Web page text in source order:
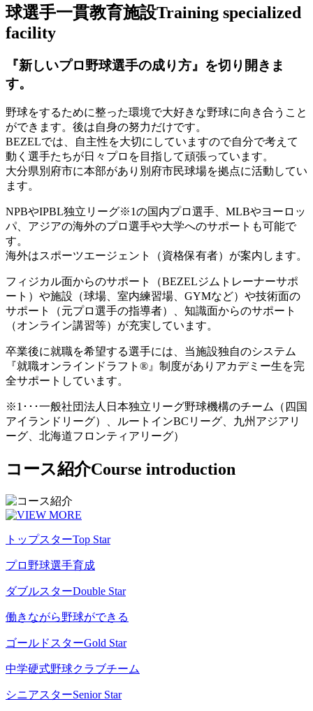
球選手一貫教育施設Training specialized
facility
『新しいプロ野球選手の成り方』を切り開きま
す。
野球をするために整った環境で大好きな野球に向き合うこと
ができます。後は自身の努力だけです。
BEZELでは、自主性を大切にしていますので自分で考えて
動く選手たちが日々プロを目指して頑張っています。
大分県別府市に本部があり別府市民球場を拠点に活動してい
ます。
NPBやIPBL独立リーグ※1の国内プロ選手、MLBやヨーロッ
パ、アジアの海外のプロ選手や大学へのサポートも可能で
す。
海外はスポーツエージェント（資格保有者）が案内します。
フィジカル面からのサポート（BEZELジムトレーナーサポ
ート）や施設（球場、室内練習場、GYMなど）や技術面の
サポート（元プロ選手の指導者）、知識面からのサポート
（オンライン講習等）が充実しています。
卒業後に就職を希望する選手には、当施設独自のシステム
『就職オンラインドラフト®』制度がありアカデミー生を完
全サポートしています。
※1･･･一般社団法人日本独立リーグ野球機構のチーム（四国
アイランドリーグ）、ルートインBCリーグ、九州アジアリ
ーグ、北海道フロンティアリーグ）
コース紹介Course introduction
トップスターTop Star
プロ野球選手育成
ダブルスターDouble Star
働きながら野球ができる
ゴールドスターGold Star
中学硬式野球クラブチーム
シニアスターSenior Star